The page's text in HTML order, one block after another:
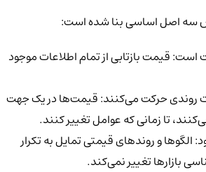
سه اصل اساسی بنا شده است:
قیمت بازتابی از تمام اطلاعات موجود
حرکت می‌کنند: قیمت‌ها در یک جهت
تا زمانی که عوامل تغییر کنند.
الگوها و روندهای قیمتی تمایل به تکرار
بازارها تغییر نمی‌کند.